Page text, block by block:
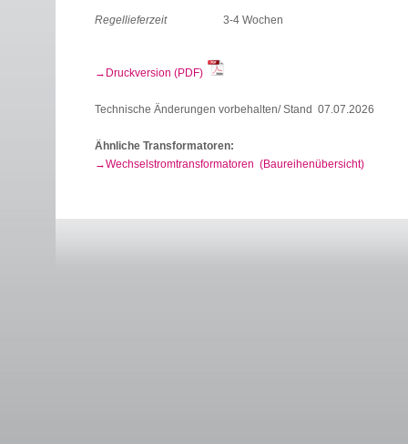
Regellieferzeit 3-4 Wochen
Druckversion (PDF)
Technische Änderungen vorbehalten/ Stand 07.07.2026
Ähnliche Transformatoren:
Wechselstromtransformatoren (Baureihenübersicht)